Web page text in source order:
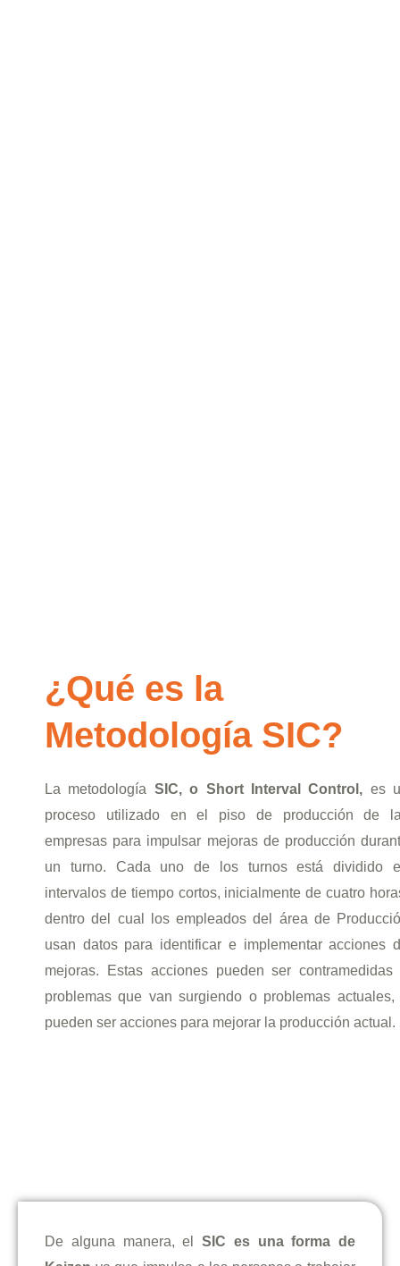
¿Qué es la
Metodología SIC?
La metodología SIC, o Short Interval Control, es
proceso utilizado en el piso de producción de
empresas para impulsar mejoras de producción
un turno. Cada uno de los turnos está dividido
intervalos de tiempo cortos, inicialmente de cuatro
dentro del cual los empleados del área de
usan datos para identificar e implementar acciones
mejoras. Estas acciones pueden ser contramedidas
problemas que van surgiendo o problemas actuales,
pueden ser acciones para mejorar la producción actual.
De alguna manera, el SIC es una forma de